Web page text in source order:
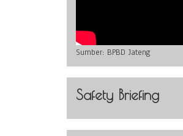
Sumber: BPBD Jateng
Safety Briefing